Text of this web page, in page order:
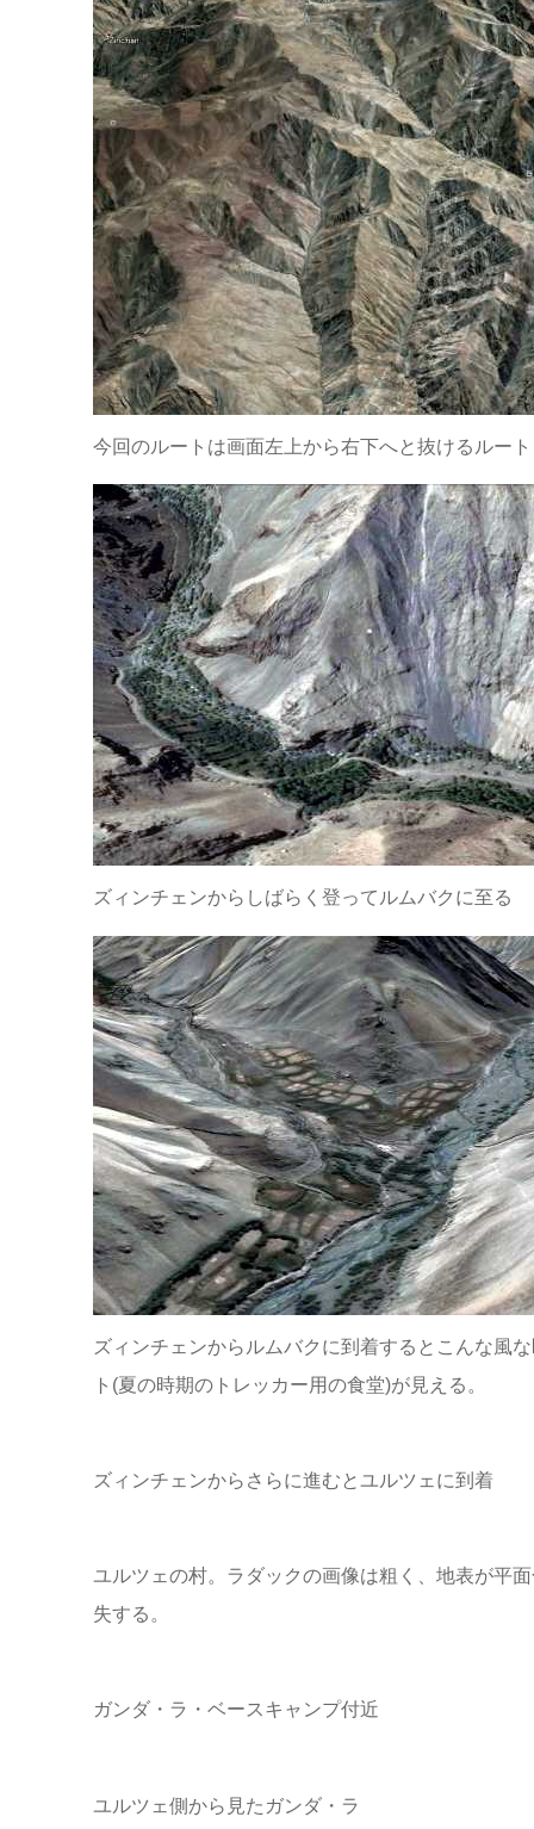
今回のルートは画面左上から右下へと抜けるルート
ズィンチェンからしばらく登ってルムバクに至る
ズィンチェンからルムバクに到着するとこんな風
ト(夏の時期のトレッカー用の食堂)が見える。
ズィンチェンからさらに進むとユルツェに到着
ユルツェの村。ラダックの画像は粗く、地表が平
失する。
ガンダ・ラ・ベースキャンプ付近
ユルツェ側から見たガンダ・ラ